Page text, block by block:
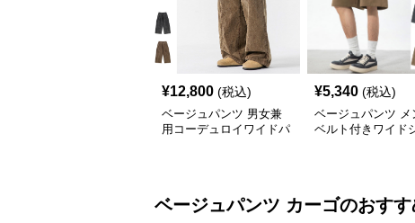
¥12,800 (税込)
ベージュパンツ 男女兼
用コーデュロイワイドパ
¥5,340 (税込)
ベージュパンツ メ
ベルト付きワイド
ベージュパンツ カーゴのおす